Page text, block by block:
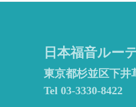
日本福音ルー
東京都杉並区下井
Tel 03-3330-8422